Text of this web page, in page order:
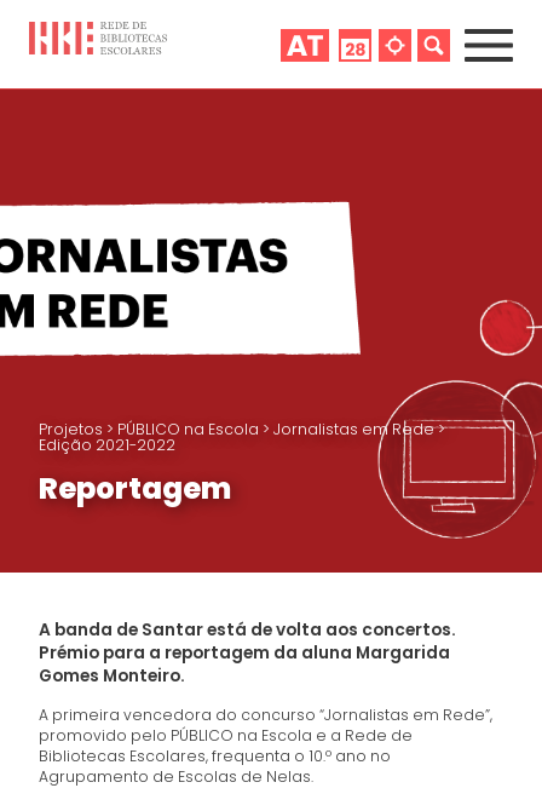
Projetos > PÚBLICO na Escola >Jornalistas em Rede>
Edição 2021-2022
Reportagem
A banda de Santar está de volta aos concertos.
Prémio para a reportagem da aluna Margarida
Gomes Monteiro.
A primeira vencedora do concurso “Jornalistas em Rede”,
promovido pelo PÚBLICO na Escola e a Rede de
Bibliotecas Escolares, frequenta o 10.º ano no
Agrupamento de Escolas de Nelas.